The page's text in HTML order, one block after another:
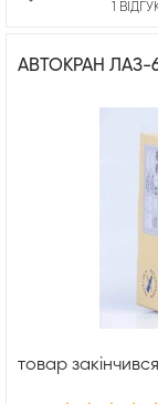
1
АВТОКРАН ЛАЗ-
товар закінчився